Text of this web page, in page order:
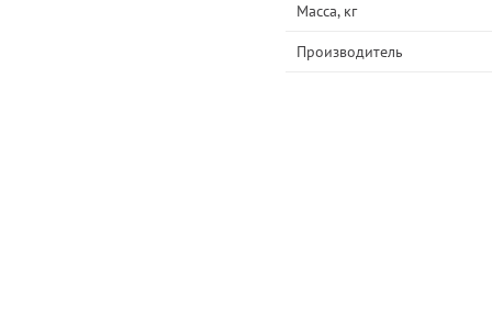
Масса, кг
Производитель